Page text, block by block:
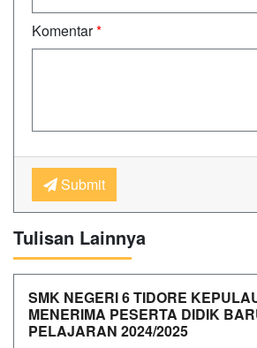
Komentar*
Submit
Tulisan Lainnya
SMK NEGERI 6 TIDORE
MENERIMA PESERTA DIDIK
PELAJARAN 2024/2025